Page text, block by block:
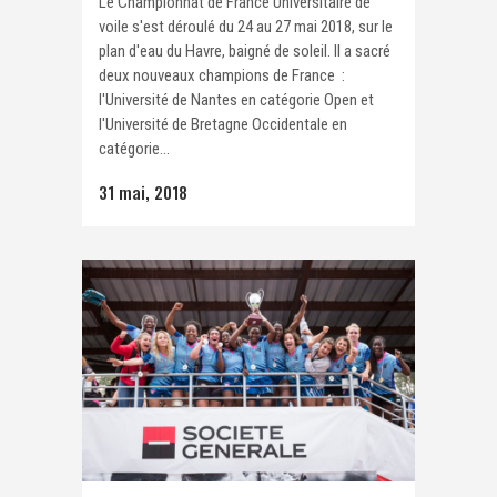
voile s'est déroulé du 24 au 27 mai 2018, sur le
plan d'eau du Havre, baigné de soleil. Il a sacré
deux nouveaux champions de France :
l'Université de Nantes en catégorie Open et
l'Université de Bretagne Occidentale en
catégorie...
31 mai, 2018